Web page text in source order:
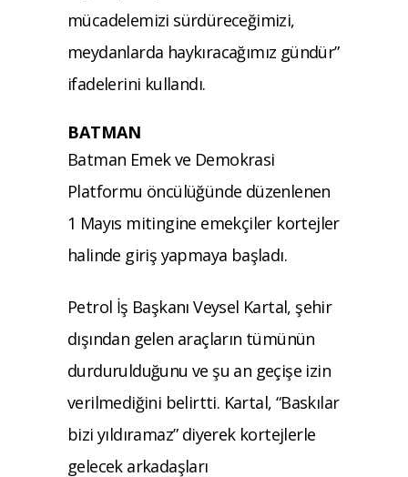
mücadelemizi sürdüreceğimizi,
meydanlarda haykıracağımız gündür”
ifadelerini kullandı.
BATMAN
Batman Emek ve Demokrasi
Platformu öncülüğünde düzenlenen
1 Mayıs mitingine emekçiler kortejler
halinde giriş yapmaya başladı.
Petrol İş Başkanı Veysel Kartal, şehir
dışından gelen araçların tümünün
durdurulduğunu ve şu an geçişe izin
verilmediğini belirtti. Kartal, “Baskılar
bizi yıldıramaz” diyerek kortejlerle
gelecek arkadaşları